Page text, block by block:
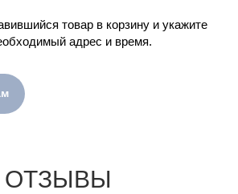
товар в корзину и укажите
адрес и время.
ОТЗЫВЫ